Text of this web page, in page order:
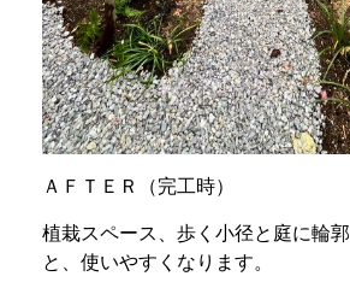
ＡＦＴＥＲ（完工時）
植栽スペース、歩く小径と庭に輪
と、使いやすくなります。